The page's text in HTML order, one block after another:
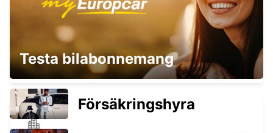
STENUNGSUND
STORA HOGA - SWEDEN
Testa bilabonnemang
Försäkringshyra